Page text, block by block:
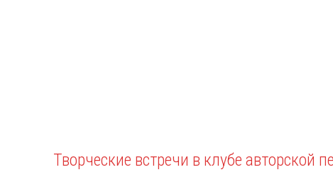
Творческие встречи в клубе авторской